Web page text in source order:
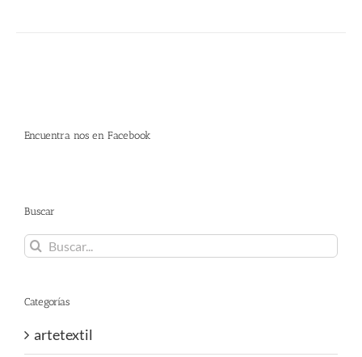
Encuentra nos en Facebook
Buscar
Buscar:
Categorías
artetextil